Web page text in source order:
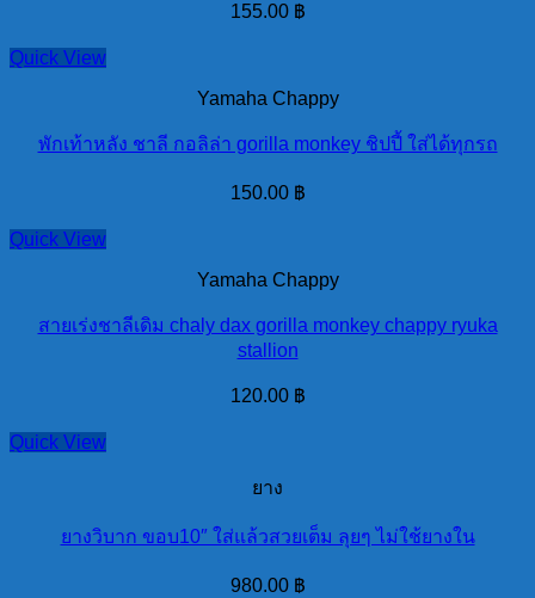
155.00 ฿
Quick View
Yamaha Chappy
พักเท้าหลัง ชาลี กอลิล่า gorilla monkey ชิปปี้ ใส่ได้ทุกรถ
150.00 ฿
Quick View
Yamaha Chappy
สายเร่งชาลีเดิม chaly dax gorilla monkey chappy ryuka
stallion
120.00 ฿
Quick View
ยาง
ยางวิบาก ขอบ10″ ใส่แล้วสวยเต็ม ลุยๆ ไม่ใช้ยางใน
980.00 ฿